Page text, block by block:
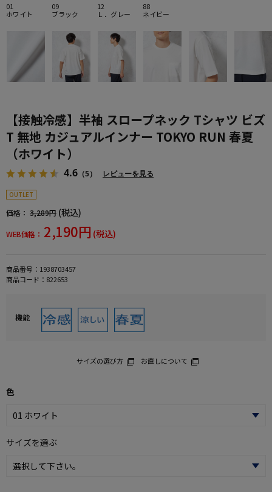
01
ホワイト
09
ブラック
12
Ｌ．グレー
88
ネイビー
【接触冷感】半袖 スロープネック Tシャツ ビズ
T 無地 カジュアルインナー TOKYO RUN 春夏
（ホワイト）
4.6 （5） レビューを見る
OUTLET
価格： 3,289円 (税込)
WEB価格： 2,190円 (税込)
商品番号： 1938703457
商品コード： 822653
機能
サイズの選び方 お直しについて
色
サイズを選ぶ